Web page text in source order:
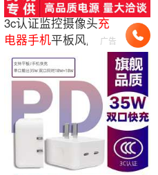
3c认证监控摄像头充
电器手机平板风扇快
充电头5v2a夜灯电源
适配器
广告